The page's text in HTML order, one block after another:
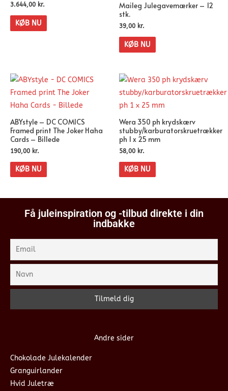
3.644,00 kr.
KØB NU
Maileg Julegavemærker – 12
stk.
39,00 kr.
KØB NU
ABYstyle – DC COMICS
Framed print The Joker Haha
Cards – Billede
190,00 kr.
KØB NU
Wera 350 ph krydskærv
stubby/karburatorskruetrækker
ph 1 x 25 mm
58,00 kr.
KØB NU
Få juleinspiration og -tilbud direkte i din
indbakke
Andre sider
Chokolade Julekalender
Granguirlander
Hvid Juletræ